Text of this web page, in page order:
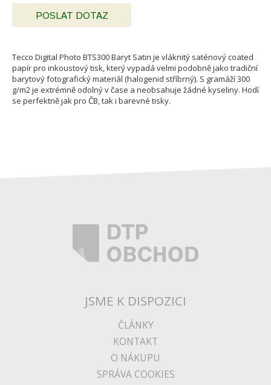
POSLAT DOTAZ
Tecco Digital Photo BTS300 Baryt Satin je vláknitý saténový coated
papír pro inkoustový tisk, který vypadá velmi podobně jako tradiční
barytový fotografický materiál (halogenid stříbrný). S gramáží 300
g/m2 je extrémně odolný v čase a neobsahuje žádné kyseliny. Hodí
se perfektně jak pro ČB, tak i barevné tisky.
JSME K DISPOZICI
ČLÁNKY
KONTAKT
O NÁKUPU
SPRÁVA COOKIES